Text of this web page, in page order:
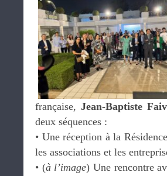
française,Jean-Baptiste
deux séquences :
•⁠ ⁠Une réception à la
les associations et les
•⁠ ⁠(à l’image) Une rencontre